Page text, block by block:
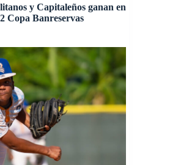
y Capitaleños ganan en
Copa Banreservas